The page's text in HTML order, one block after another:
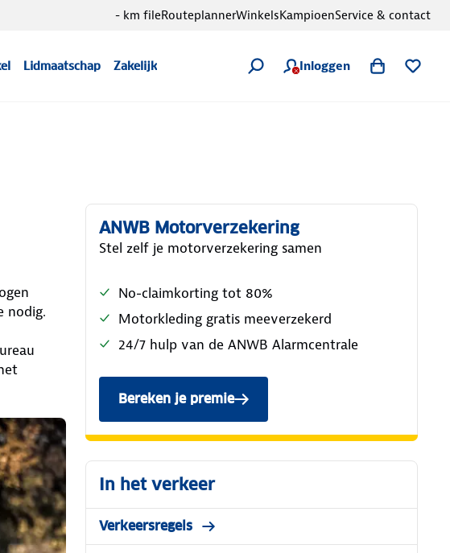
Lidmaatschap Zakelijk Inloggen
- km fileRouteplannerWinkelsKampioenService & contact
nodig.
ANWB Motorverzekering
Stel zelf je motorverzekering samen
No-claimkorting tot 80%
Motorkleding gratis meeverzekerd
24/7 hulp van de ANWB Alarmcentrale
Bereken je premie
In het verkeer
Verkeersregels